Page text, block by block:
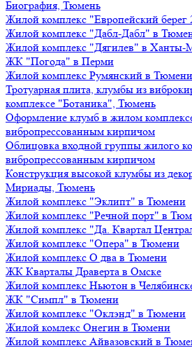
Биография, Тюмень
Жилой комплекс "Европейский
Жилой комплекс "Дабл-Дабл" в
Жилой комплекс "Дягилев" в Ханты-
ЖК "Погода" в Перми
Жилой комплекс Румянский в Тюмени
Тротуарная плита, клумбы из
комплексе "Ботаника", Тюмень
Оформление клумб в жилом
вибропрессованным кирпичом
Облицовка входной группы жилого
вибропрессованным кирпичом
Конструкция высокой клумбы из
Мириады, Тюмень
Жилой комплекс "Эклипт" в Тюмени
Жилой комплекс "Речной порт" в
Жилой комплекс "Да. Квартал
Жилой комплекс "Опера" в Тюмени
Жилой комплекс О два в Тюмени
ЖК Кварталы Драверта в Омске
Жилой комплекс Ньютон в
ЖК "Симпл" в Тюмени
Жилой комплекс "Оклэнд" в Тюмени
Жилой комлекс Онегин в Тюмени
Жилой комплекс Айвазовский в